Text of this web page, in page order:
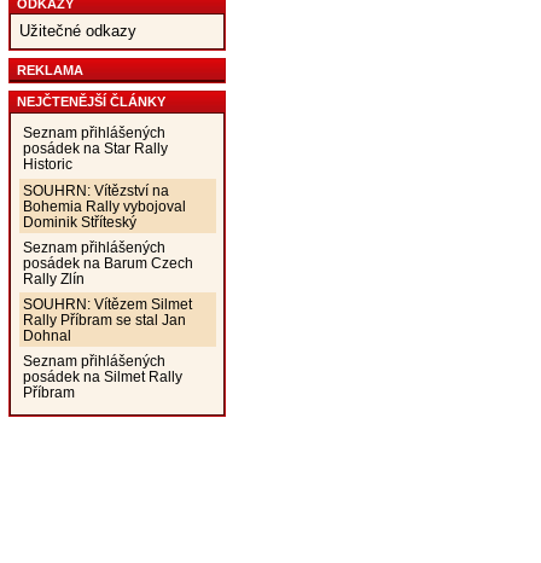
ODKAZY
Užitečné odkazy
REKLAMA
NEJČTENĚJŠÍ ČLÁNKY
Seznam přihlášených
posádek na Star Rally
Historic
SOUHRN: Vítězství na
Bohemia Rally vybojoval
Dominik Stříteský
Seznam přihlášených
posádek na Barum Czech
Rally Zlín
SOUHRN: Vítězem Silmet
Rally Příbram se stal Jan
Dohnal
Seznam přihlášených
posádek na Silmet Rally
Příbram